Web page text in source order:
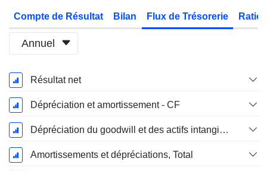
Compte de Résultat Bilan Flux de Trésorerie
Annuel
Période
Fiscale:
Janvier
Résultat net
Dépréciation et amortissement - CF
Dépréciation du goodwill et des actifs intangibles
Amortissements et dépréciations, Total